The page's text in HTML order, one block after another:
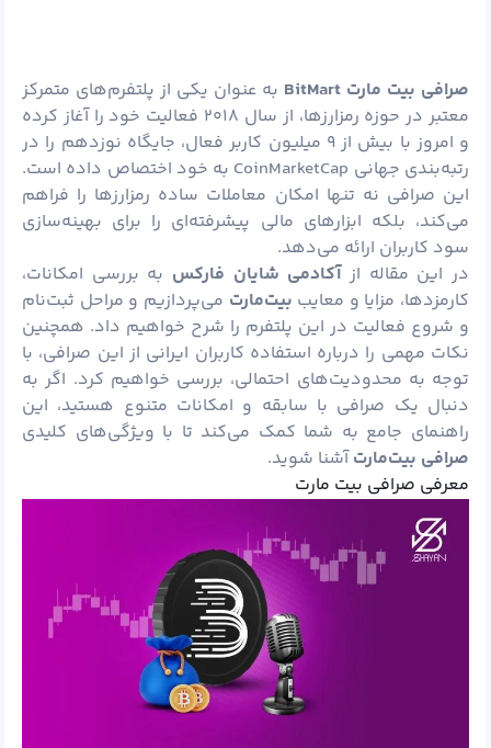
صرافی بیت مارت BitMart به عنوان یکی از پلتفرم‌های متمرکز
معتبر در حوزه رمزارزها، از سال ۲۰۱۸ فعالیت خود را آغاز کرده
و امروز با بیش از ۹ میلیون کاربر فعال، جایگاه نوزدهم را در
رتبه‌بندی جهانی CoinMarketCap به خود اختصاص داده است.
این صرافی نه تنها امکان معاملات ساده رمزارزها را فراهم
می‌کند، بلکه ابزارهای مالی پیشرفته‌ای را برای بهینه‌سازی
سود کاربران ارائه می‌دهد.
در این مقاله ازآکادمی شایان فارکس به بررسی امکانات،
کارمزدها، مزایا و معایب بیت‌مارت می‌پردازیم و مراحل ثبت‌نام
و شروع فعالیت در این پلتفرم را شرح خواهیم داد. همچنین
نکات مهمی را درباره استفاده کاربران ایرانی از این صرافی، با
توجه به محدودیت‌های احتمالی، بررسی خواهیم کرد. اگر به
دنبال یک صرافی با سابقه و امکانات متنوع هستید، این
راهنمای جامع به شما کمک می‌کند تا با ویژگی‌های کلیدی
صرافی بیت‌مارتآشنا شوید.
معرفی صرافی بیت مارت